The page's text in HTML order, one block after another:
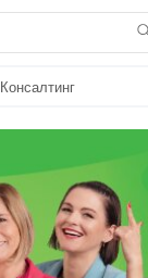
Консалтинг